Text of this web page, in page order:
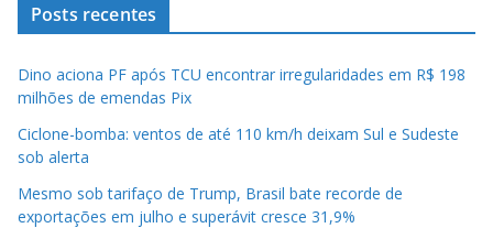
Posts recentes
Dino aciona PF após TCU encontrar irregularidades em R$ 198
milhões de emendas Pix
Ciclone-bomba: ventos de até 110 km/h deixam Sul e Sudeste
sob alerta
Mesmo sob tarifaço de Trump, Brasil bate recorde de
exportações em julho e superávit cresce 31,9%